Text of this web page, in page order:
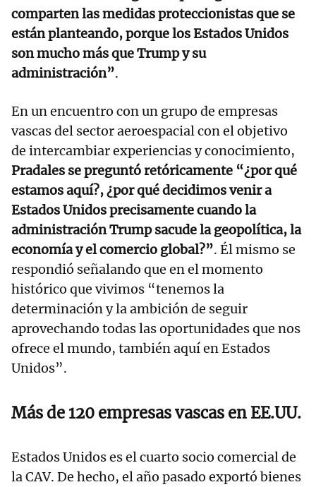
comparten las medidas proteccionistas que se
están planteando, porque los Estados Unidos
son mucho más que Trump y su
administración”.
En un encuentro con un grupo de empresas
vascas del sector aeroespacial con el objetivo
de intercambiar experiencias y conocimiento,
Pradales se preguntó retóricamente “¿por qué
estamos aquí?, ¿por qué decidimos venir a
Estados Unidos precisamente cuando la
administración Trump sacude la geopolítica, la
economía y el comercio global?”. Él mismo se
respondió señalando que en el momento
histórico que vivimos “tenemos la
determinación y la ambición de seguir
aprovechando todas las oportunidades que nos
ofrece el mundo, también aquí en Estados
Unidos”.
Más de 120 empresas vascas en EE.UU.
Estados Unidos es el cuarto socio comercial de
la CAV. De hecho, el año pasado exportó bienes